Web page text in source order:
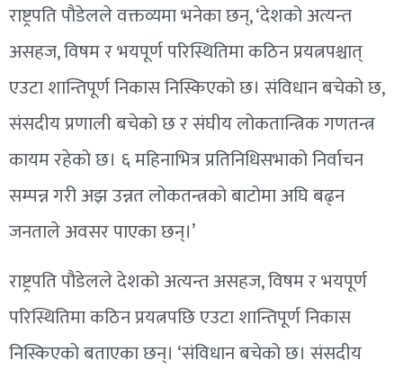
राष्ट्रपति पौडेलले वक्तव्यमा भनेका छन्, ‘देशको अत्यन्त
असहज, विषम र भयपूर्ण परिस्थितिमा कठिन प्रयत्नपश्चात्
एउटा शान्तिपूर्ण निकास निस्किएको छ। संविधान बचेको छ,
संसदीय प्रणाली बचेको छ र संघीय लोकतान्त्रिक गणतन्त्र
कायम रहेको छ। ६ महिनाभित्र प्रतिनिधिसभाको निर्वाचन
सम्पन्न गरी अझ उन्नत लोकतन्त्रको बाटोमा अघि बढ्न
जनताले अवसर पाएका छन्।’
राष्ट्रपति पौडेलले देशको अत्यन्त असहज, विषम र भयपूर्ण
परिस्थितिमा कठिन प्रयत्नपछि एउटा शान्तिपूर्ण निकास
निस्किएको बताएका छन्। ‘संविधान बचेको छ। संसदीय